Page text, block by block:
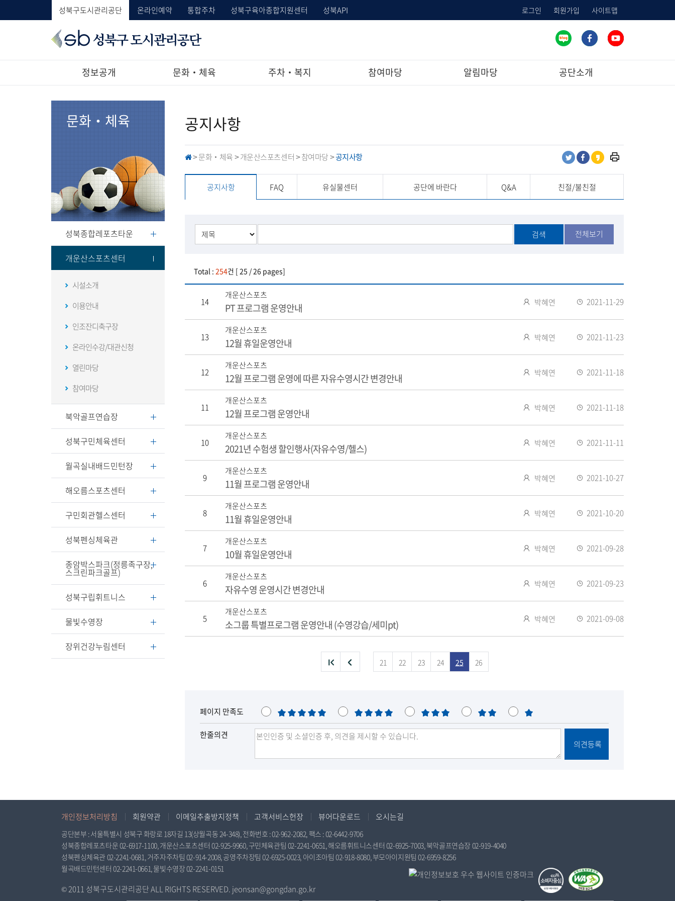
성북구도시관리공단 온라인예약 통합주차 성북구육아종합지원센터 성북API 로그인 회원가입 사이트맵
북
리
정보공개 문화‧체육 주차‧복지 참여마당 알림마당 공단소개
문화‧체육
성북종합레포츠타운
개운산스포츠센터
시설소개
이용안내
인조잔디축구장
온라인수강/대관신청
열린마당
참여마당
북악골프연습장
성북구민체육센터
월곡실내배드민턴장
해오름스포츠센터
구민회관헬스센터
성북펜싱체육관
종암박스파크(정릉족구장,
스크린파크골프)
성북구립휘트니스
물빛수영장
장위건강누림센터
공지사항
H >문화‧체육 > 개운산스포츠센터 > 참여마당 >공지사항
트
터
공
페
스
북
카
오
스
공
유
프
린
트
기
공지사항 FAQ 유실물센터 공단에 바란다 Q&A 친절/불친절
검색 전체보기
Total : 254건 [ 25 / 26 pages]
14
개운산스포츠
PT 프로그램 운영안내
작
박혜연
일
2021-11-29
13
개운산스포츠
12월 휴일운영안내
작
박혜연
일
2021-11-23
12
개운산스포츠
12월 프로그램 운영에 따른 자유수영시간 변경안내
작
박혜연
일
2021-11-18
11
개운산스포츠
12월 프로그램 운영안내
작
박혜연
일
2021-11-18
10
개운산스포츠
2021년 수험생 할인행사(자유수영/헬스)
작
박혜연
일
2021-11-11
9
개운산스포츠
11월 프로그램 운영안내
작
박혜연
일
2021-10-27
8
개운산스포츠
11월 휴일운영안내
작
박혜연
일
2021-10-20
7
개운산스포츠
10월 휴일운영안내
작
박혜연
일
2021-09-28
6
개운산스포츠
자유수영 운영시간 변경안내
작
박혜연
일
2021-09-23
5
개운산스포츠
소그룹 특별프로그램 운영안내 (수영강습/세미pt)
작
박혜연
2021-09-08
처
록
이
록
21 22 23 24 25 26
페이지 만족도
매
우
만
만
족
보
통
불
만
매
우
한줄의견
의견등록
개인정보처리방침 회원약관 이메일추출방지정책 고객서비스헌장 뷰어다운로드 오시는길
공단본부 : 서울특별시 성북구 화랑로 18자길 13(상월곡동 24-348), 전화번호 : 02-962-2082, 팩스 : 02-6442-9706
성북종합레포츠타운 02-6917-1100, 개운산스포츠센터 02-925-9960, 구민체육관팀 02-2241-0651, 해오름휘트니스센터 02-6925-7003, 북악골프연습장 02-919-4040
성북펜싱체육관 02-2241-0681, 거주자주차팀 02-914-2008, 공영주차장팀 02-6925-0023, 아이조아팀 02-918-8080, 부모아이지원팀 02-6959-8256
월곡배드민턴센터 02-2241-0661, 물빛수영장 02-2241-0151
© 2011 성북구도시관리공단 ALL RIGHTS RESERVED. jeonsan@gongdan.go.kr